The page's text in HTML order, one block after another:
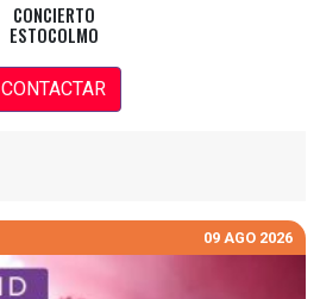
CONCIERTO
ESTOCOLMO
CONTACTAR
09 AGO 2026